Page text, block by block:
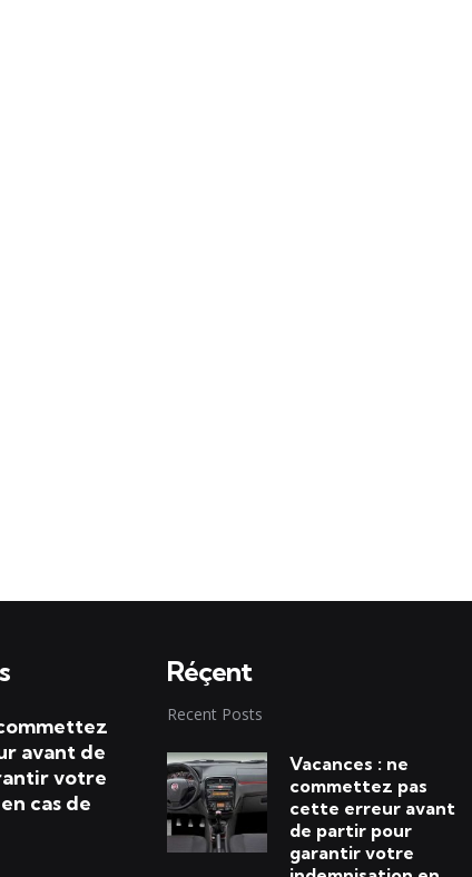
avant de
votre
cas de
Réçent
Recent Posts
Vacances : ne
commettez pas
cette erreur avant
de partir pour
garantir votre